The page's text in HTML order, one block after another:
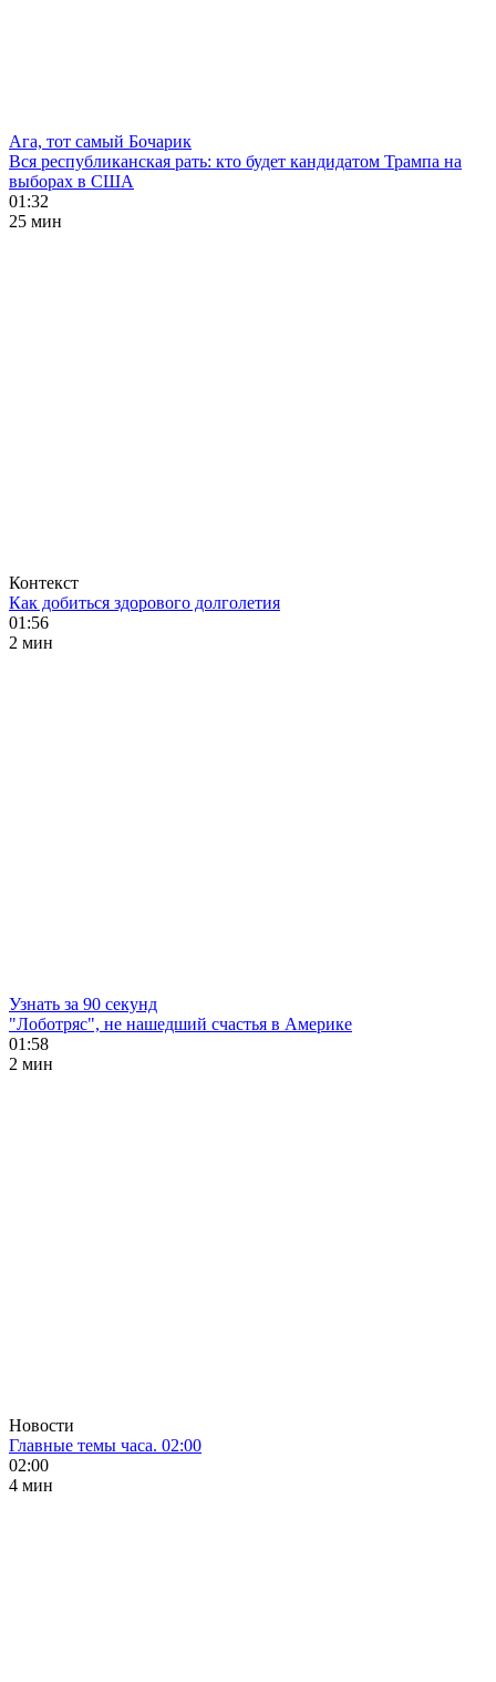
Ага, тот самый Бочарик
Вся республиканская рать: кто будет кандидатом Трампа на
выборах в США
01:32
25 мин
Контекст
Как добиться здорового долголетия
01:56
2 мин
Узнать за 90 секунд
"Лоботряс", не нашедший счастья в Америке
01:58
2 мин
Новости
Главные темы часа. 02:00
02:00
4 мин